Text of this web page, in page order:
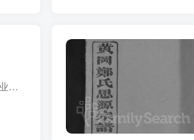
族谱简介 山东寿光郑氏大公支族谱，2014年郑业田、郑德元等纂修，1册。约70页。该族原籍山西洪洞，有郑栲者，宦居直隶枣强县。始祖郑澄，明正统初年奉诏东迁，途殁金乡，孺人邱氏携二子郑忠、郑...